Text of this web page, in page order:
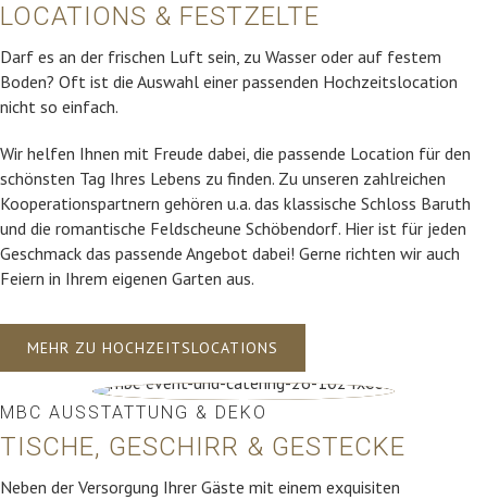
LOCATIONS & FESTZELTE
Darf es an der frischen Luft sein, zu Wasser oder auf festem
Boden? Oft ist die Auswahl einer passenden Hochzeitslocation
nicht so einfach.
Wir helfen Ihnen mit Freude dabei, die passende Location für den
schönsten Tag Ihres Lebens zu finden. Zu unseren zahlreichen
Kooperationspartnern gehören u.a. das klassische Schloss Baruth
und die romantische Feldscheune Schöbendorf. Hier ist für jeden
Geschmack das passende Angebot dabei! Gerne richten wir auch
Feiern in Ihrem eigenen Garten aus.
MEHR ZU HOCHZEITSLOCATIONS
MBC AUSSTATTUNG & DEKO
TISCHE, GESCHIRR & GESTECKE
Neben der Versorgung Ihrer Gäste mit einem exquisiten